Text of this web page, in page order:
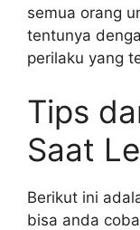
semua orang
tentunya
perilaku yang
Tips
Saat
Berikut ini
bisa anda